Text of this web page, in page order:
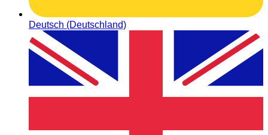
Deutsch (Deutschland)